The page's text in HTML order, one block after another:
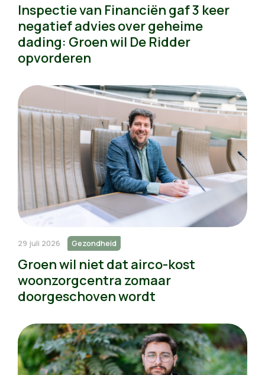
Inspectie van Financiën gaf 3 keer
negatief advies over geheime
dading: Groen wil De Ridder
opvorderen
29 juli 2026 Gezondheid
Groen wil niet dat airco-kost
woonzorgcentra zomaar
doorgeschoven wordt